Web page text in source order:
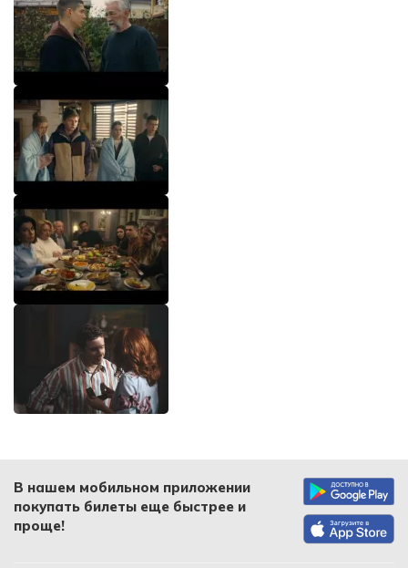
В нашем мобильном приложении
покупать билеты еще быстрее и
проще!